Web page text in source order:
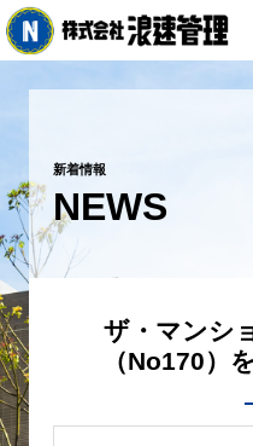
新着情報
NEWS
ザ・マンシ
（No170）